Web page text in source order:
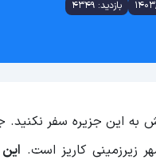
بازدید: 4349
این جزیره سفر نکنید.
زیرزمینی کاریز است.